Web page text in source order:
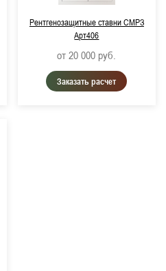
Рентгенозащитные ставни СМРЗ
Арт406
от 20 000 руб.
Заказать расчет